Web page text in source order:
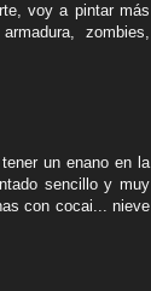
voy a pintar más
zombies,
un enano en la
sencillo y muy
con cocai... nieve